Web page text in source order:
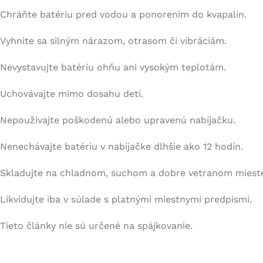
Chráňte batériu pred vodou a ponorením do kvapalín.
Vyhnite sa silným nárazom, otrasom či vibráciám.
Nevystavujte batériu ohňu ani vysokým teplotám.
Uchovávajte mimo dosahu detí.
Nepoužívajte poškodenú alebo upravenú nabíjačku.
Nenechávajte batériu v nabíjačke dlhšie ako 12 hodín.
Skladujte na chladnom, suchom a dobre vetranom
Likvidujte iba v súlade s platnými miestnymi predpismi.
Tieto články nie sú určené na spájkovanie.